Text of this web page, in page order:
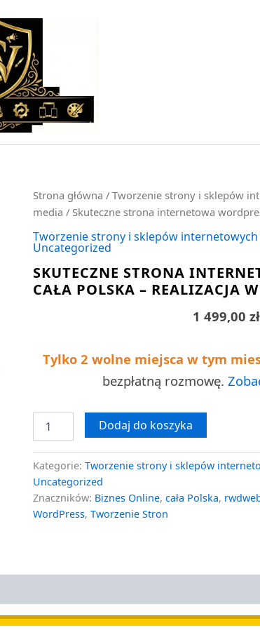
Strona główna / Tworzenie strony i sklepów
media / Skuteczne strona internetowa
Tworzenie strony i sklepów
Uncategorized
SKUTECZNE STRONA
CAŁA POLSKA – REALIZACJA
1 499,00 zł
Tylko 2 wolne miejsca w tym
bezpłatną rozmowę.
ilość
Skuteczne
strona
internetowa
wordpress
Polska
-
Dodaj do koszyka
Kategorie: Tworzenie strony i sklepów
Uncategorized
Znaczników: Biznes Online, cała Polska,
WordPress, Tworzenie Stron